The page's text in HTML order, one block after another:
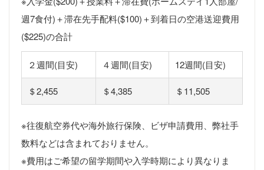
週7食付)＋滞在先手配料($100)＋到着日の空港送迎費用
($225)の合計
２週間(目安) ４週間(目安) 12週間(目安)
＄2,455 ＄4,385 ＄11,505
※往復航空券代や海外旅行保険、ビザ申請費用、弊社手
数料などは含まれておりません。
※費用はご希望の留学期間や入学時期により異なりま